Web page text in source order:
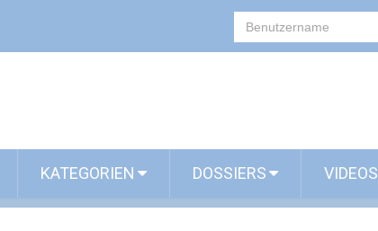
KATEGORIEN DOSSIERS VIDEOS